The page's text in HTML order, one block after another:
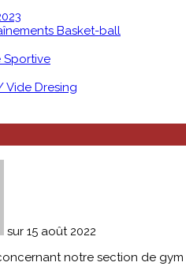
Basket-ball
Sportive
Vide Dresing
sur 15 août 2022
notre section de